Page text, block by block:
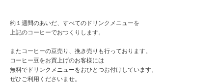
約１週間のあいだ、すべてのドリンクメニューを
上記のコーヒーでおつくりします。
またコーヒーの豆売り、挽き売りも行っております。
コーヒー豆をお買上げのお客様には
無料でドリンクメニューをおひとつお付けしています。
ぜひご利用くださいませ。